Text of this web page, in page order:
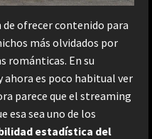
ofrecer contenido para
más olvidados por
románticas. En su
ahora es poco habitual ver
parece que el streaming
esa sea uno de los
estadística del